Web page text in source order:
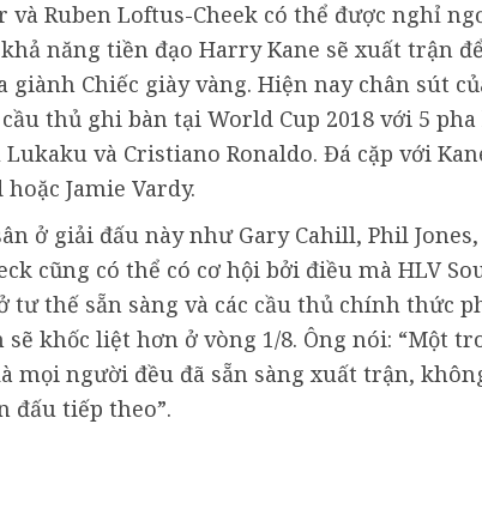
và Ruben Loftus-Cheek có thể được nghỉ
năng tiền đạo Harry Kane sẽ xuất trận
giành Chiếc giày vàng. Hiện nay chân sút
thủ ghi bàn tại World Cup 2018 với 5
và Cristiano Ronaldo. Đá cặp với
Jamie Vardy.
ở giải đấu này như Gary Cahill, Phil
cũng có thể có cơ hội bởi điều mà HLV
tư thế sẵn sàng và các cầu thủ chính thức
sẽ khốc liệt hơn ở vòng 1/8. Ông nói: “Một
mọi người đều đã sẵn sàng xuất trận,
đấu tiếp theo”.